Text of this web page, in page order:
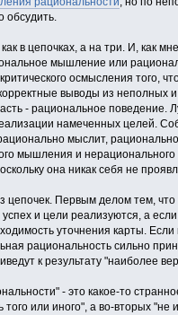
обсудить.
в цепочках, а на три. И, как
мышление или
осмысления
выводы из
- рациональное
намеченных целей.
мыслит,
мышления и
она никак себя не
Первым делом тем,
и цели реализуются, а
уточнения карты.
рациональность сильно
к результату "наиболее
- это какое-то
того или иного", а во-вторых